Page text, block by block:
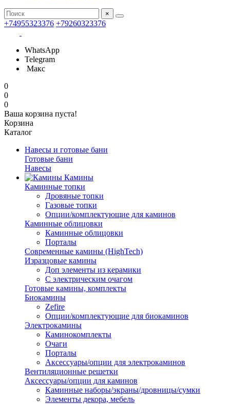
×
+74955323376 +79260323376
WhatsApp
Telegram
Макс
0
0
0
Ваша корзина пуста!
Корзина
Каталог
Навесы и готовые бани
Готовые бани
Навесы
Камины
Каминные топки
Дровяные топки
Газовые топки
Опции/комплектующие для каминов
Каминные облицовки
Каминные облицовки
Порталы
Современные камины (HighTech)
Изразцовые камины
Доп элементы из керамики
С электрическим очагом
Готовые камины, комплекты
Биокамины
Zefire
Опции/комплектующие для биокаминов
Электрокамины
Каминокомплекты
Очаги
Порталы
Аксессуары/опции для электрокаминов
Вентиляционные решетки
Аксессуары/опции для каминов
Каминные наборы/экраны/дровницы/сумки
Элементы декора, мебель